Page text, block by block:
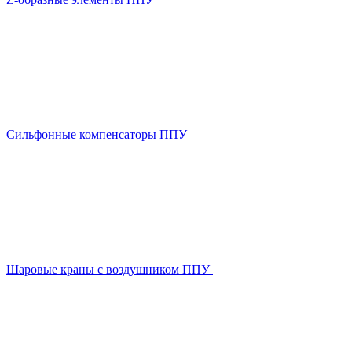
Сильфонные компенсаторы ППУ
Шаровые краны с воздушником ППУ